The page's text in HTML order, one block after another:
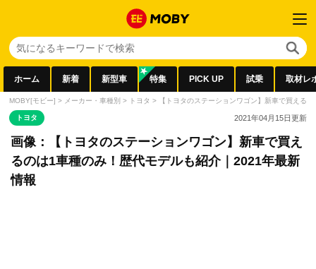
ホーム 新着 新型車 特集 PICK UP 試乗 取材レ
MOBY[モビー] > メーカー・車種別 > トヨタ > 【トヨタのステーションワゴン】新車で買える
トヨタ 2021年04月15日更新
画像：【トヨタのステーションワゴン】新車で買え
るのは1車種のみ！歴代モデルも紹介｜2021年最新
情報